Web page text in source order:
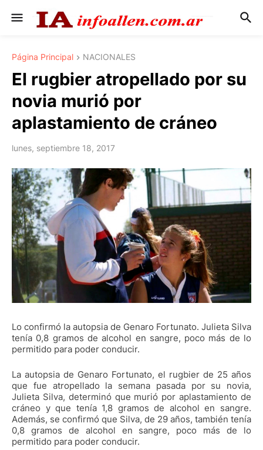
Página Principal NACIONALES
El rugbier atropellado por su
novia murió por
aplastamiento de cráneo
lunes, septiembre 18, 2017
Lo confirmó la autopsia de Genaro Fortunato. Julieta Silva
tenía 0,8 gramos de alcohol en sangre, poco más de lo
permitido para poder conducir.
La autopsia de Genaro Fortunato, el rugbier de 25 años
que fue atropellado la semana pasada por su novia,
Julieta Silva, determinó que murió por aplastamiento de
cráneo y que tenía 1,8 gramos de alcohol en sangre.
Además, se confirmó que Silva, de 29 años, también tenía
0,8 gramos de alcohol en sangre, poco más de lo
permitido para poder conducir.